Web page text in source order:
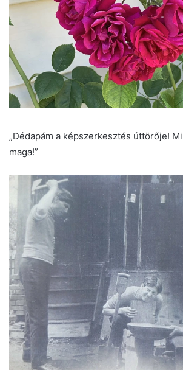
„Dédapám a képszerkesztés úttörője!
maga!”